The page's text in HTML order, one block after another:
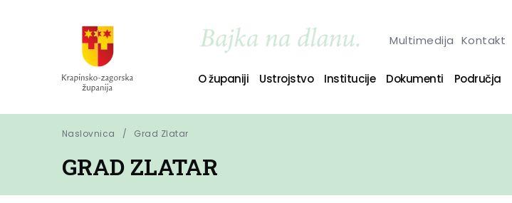
Multimedija Kontakt
O županiji Ustrojstvo Institucije Dokumenti Područja
Naslovnica Grad Zlatar
GRAD ZLATAR